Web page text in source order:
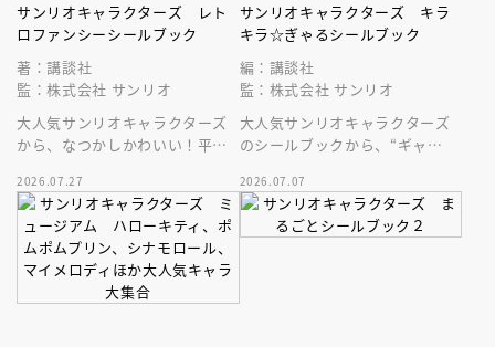
サンリオキャラクターズ レト
ロファンシーシールブック
著：講談社
監：株式会社 サンリオ
大人気サンリオキャラクターズ
から、なつかしかわいい！平成
シールはたっぷり４４５枚入り
2026.07.27
サンリオキャラクターズ キラ
キラ☆ぎゃるシールブック
編：講談社
監：株式会社 サンリオ
大人気サンリオキャラクターズ
のシールブックから、“ギャ
加工シールブックが登場
2026.07.07